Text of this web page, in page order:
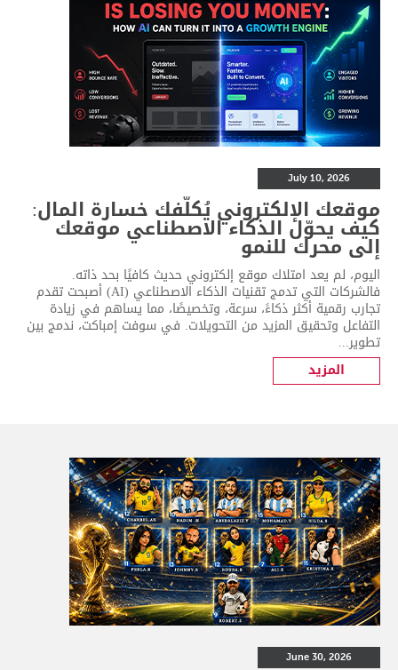
July 10, 2026
موقعك الإلكتروني يُكلّفك خسارة المال:
كيف يحوّل الذكاء الاصطناعي موقعك
إلى محرك للنمو
اليوم، لم يعد امتلاك موقع إلكتروني حديث كافيًا بحد ذاته.
فالشركات التي تدمج تقنيات الذكاء الاصطناعي (AI) أصبحت تقدم
تجارب رقمية أكثر ذكاءً، سرعة، وتخصيصًا، مما يساهم في زيادة
التفاعل وتحقيق المزيد من التحويلات. في سوفت إمباكت، ندمج بين
تطوير...
المزيد
June 30, 2026